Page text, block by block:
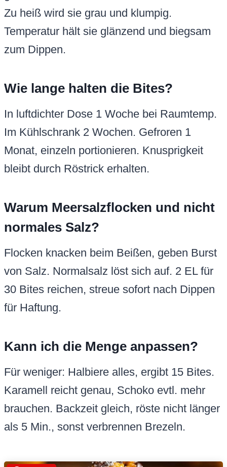
Zu heiß wird sie grau und klumpig.
Temperatur hält sie glänzend und biegsam
zum Dippen.
Wie lange halten die Bites?
In luftdichter Dose 1 Woche bei Raumtemp.
Im Kühlschrank 2 Wochen. Gefroren 1
Monat, einzeln portionieren. Knusprigkeit
bleibt durch Röstrick erhalten.
Warum Meersalzflocken und nicht
normales Salz?
Flocken knacken beim Beißen, geben Burst
von Salz. Normalsalz löst sich auf. 2 EL für
30 Bites reichen, streue sofort nach Dippen
für Haftung.
Kann ich die Menge anpassen?
Für weniger: Halbiere alles, ergibt 15 Bites.
Karamell reicht genau, Schoko evtl. mehr
brauchen. Backzeit gleich, röste nicht länger
als 5 Min., sonst verbrennen Brezeln.